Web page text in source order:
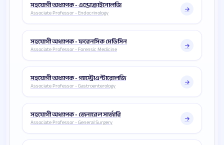
সহযোগী অধ্যাপক - এন্ডোক্রাইনোলজি
Associate Professor - Endocrinology
সহযোগী অধ্যাপক - ফরেনসিক মেডিসিন
Associate Professor - Forensic Medicine
সহযোগী অধ্যাপক - গ্যাস্ট্রোএন্টারোলজি
Associate Professor - Gastroenterology
সহযোগী অধ্যাপক - জেনারেল সার্জারি
Associate Professor - General Surgery